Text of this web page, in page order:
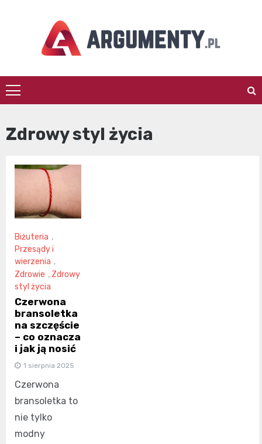
argumenty.pl
Zdrowy styl życia
Biżuteria ,
Przesądy i
wierzenia ,
Zdrowie , Zdrowy
styl życia
Czerwona
bransoletka
na szczęście
– co oznacza
i jak ją nosić
1 sierpnia 2025
Czerwona
bransoletka to
nie tylko
modny